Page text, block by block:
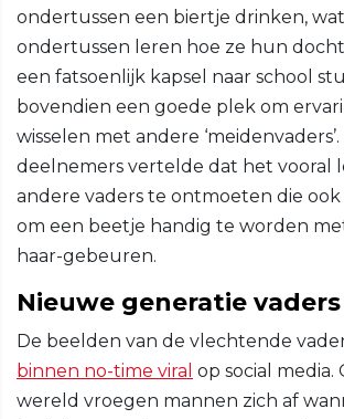
ondertussen een biertje drinken,
ondertussen leren hoe ze hun
een fatsoenlijk kapsel naar school
bovendien een goede plek om
wisselen met andere
deelnemers vertelde dat het vooral
andere vaders te ontmoeten die
om een beetje handig te worden
haar-gebeuren.
Nieuwe generatie vaders
De beelden van de vlechtende
binnen no-time viral op social media.
wereld vroegen mannen zich af